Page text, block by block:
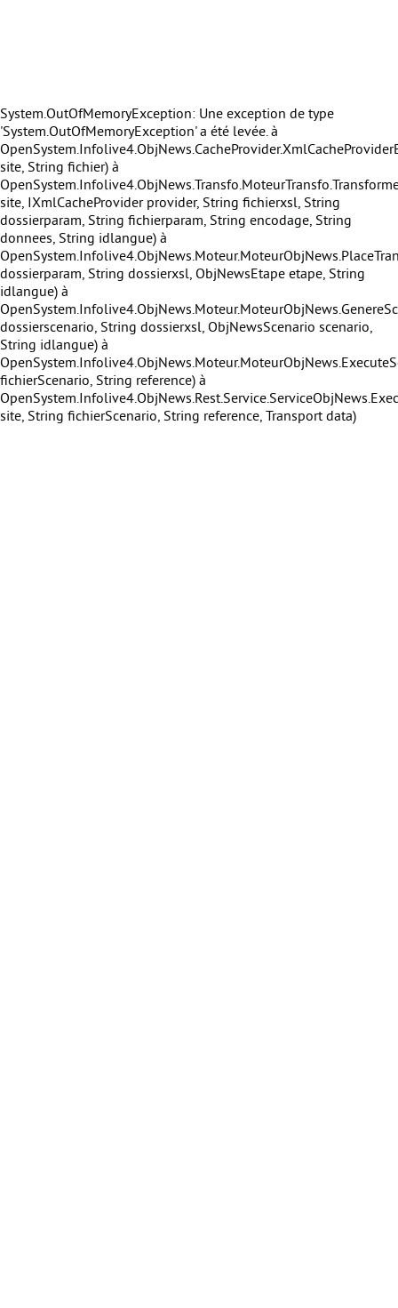
System.OutOfMemoryException: Une exception de type
'System.OutOfMemoryException' a été levée. à
site, String fichier) à
site, IXmlCacheProvider provider, String fichierxsl, String
dossierparam, String fichierparam, String encodage, String
donnees, String idlangue) à
dossierparam, String dossierxsl, ObjNewsEtape etape, String
idlangue) à
dossierscenario, String dossierxsl, ObjNewsScenario scenario,
String idlangue) à
fichierScenario, String reference) à
site, String fichierScenario, String reference, Transport data)